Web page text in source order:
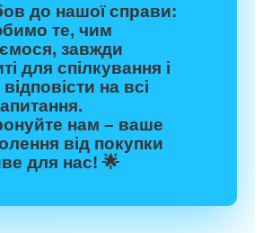
до нашої справи:
те, чим
завжди
для спілкування і
відповісти на всі
нам – ваше
від покупки
для нас! 🌟